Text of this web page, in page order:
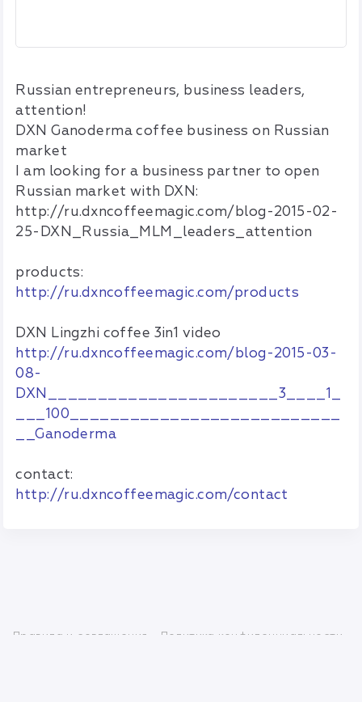
Russian entrepreneurs, business leaders,
attention!
DXN Ganoderma coffee business on Russian
market
I am looking for a business partner to open
Russian market with DXN:
http://ru.dxncoffeemagic.com/blog-2015-02-
25-DXN_Russia_MLM_leaders_attention
products:
http://ru.dxncoffeemagic.com/products
DXN Lingzhi coffee 3in1 video
http://ru.dxncoffeemagic.com/blog-2015-03-
08-
DXN_______________________3____1_
___100___________________________
__Ganoderma
contact:
http://ru.dxncoffeemagic.com/contact
Правила и соглашения Политика конфиденциальности